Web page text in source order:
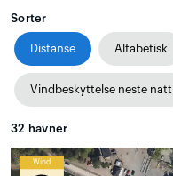
Sorter
Distanse Alfabetisk
Vindbeskyttelse neste natt
32 havner
Wind